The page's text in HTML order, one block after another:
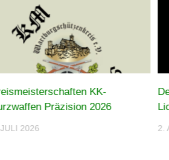
2.
KK-
Präzision 2026
2026